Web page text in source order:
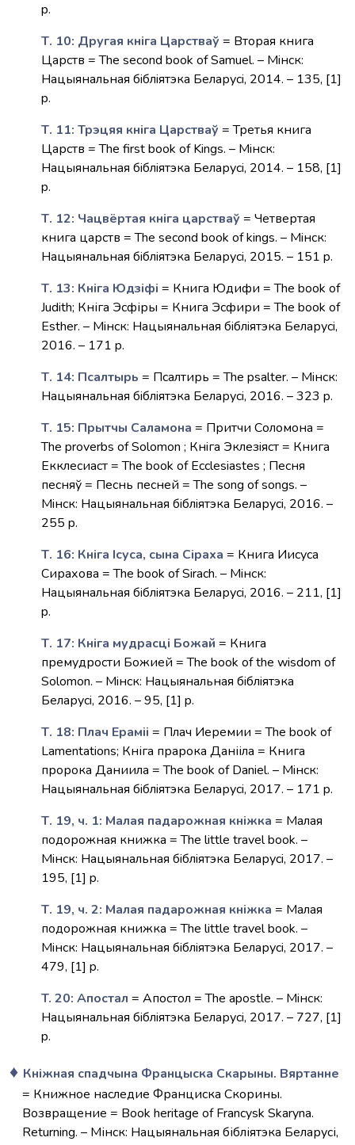
p.
Т. 10: Другая кніга Царстваў = Вторая книга
Царств = The second book of Samuel. – Мiнск:
Нацыянальная бiблiятэка Беларусi, 2014. – 135, [1]
p.
Т. 11: Трэцяя кніга Царстваў = Третья книга
Царств = The first book of Kings. – Мiнск:
Нацыянальная бiблiятэка Беларусi, 2014. – 158, [1]
p.
Т. 12: Чацвёртая кніга царстваў = Четвертая
книга царств = The second book of kings. – Мiнск:
Нацыянальная бiблiятэка Беларусi, 2015. – 151 p.
Т. 13: Кніга Юдзіфi = Книга Юдифи = The book of
Judith; Кніга Эсфіры = Книга Эсфири = The book of
Esther. – Мiнск: Нацыянальная бiблiятэка Беларусi,
2016. – 171 p.
Т. 14: Псалтырь = Псалтирь = The psalter. – Мiнск:
Нацыянальная бiблiятэка Беларусi, 2016. – 323 p.
Т. 15: Прытчы Саламона = Притчи Соломона =
The proverbs of Solomon ; Кнiга Эклезiяст = Книга
Екклесиаст = The book of Ecclesiastes ; Песня
песняў = Песнь песней = The song of songs. –
Мiнск: Нацыянальная бiблiятэка Беларусi, 2016. –
255 p.
Т. 16: Кнiга Iсуса, сына Сiраха = Книга Иисуса
Сирахова = The book of Sirach. – Мiнск:
Нацыянальная бiблiятэка Беларусi, 2016. – 211, [1]
p.
Т. 17: Кніга мудрасці Божай = Книга
премудрости Божией = The book of the wisdom of
Solomon. – Мiнск: Нацыянальная бiблiятэка
Беларусi, 2016. – 95, [1] p.
Т. 18: Плач Ерамii = Плач Иеремии = The book of
Lamentations; Кніга прарока Данііла = Книга
пророка Даниила = The book of Daniel. – Мiнск:
Нацыянальная бiблiятэка Беларусi, 2017. – 171 p.
Т. 19, ч. 1: Малая падарожная кнiжка = Малая
подорожная книжка = The little travel book. –
Мiнск: Нацыянальная бiблiятэка Беларусi, 2017. –
195, [1] p.
Т. 19, ч. 2: Малая падарожная кнiжка = Малая
подорожная книжка = The little travel book. –
Мiнск: Нацыянальная бiблiятэка Беларусi, 2017. –
479, [1] p.
T. 20: Апостал = Апостол = The apostle. – Мiнск:
Нацыянальная бiблiятэка Беларусi, 2017. – 727, [1]
p.
Кніжная спадчына Францыска Скарыны. Вяртанне
= Книжное наследие Франциска Скорины.
Возвращение = Book heritage of Francysk Skaryna.
Returning. – Мінск: Нацыянальная бібліятэка Беларусі,